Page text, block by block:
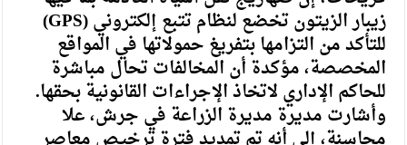
زيبار الزيتون تخضع لنظام تتبع إلكتروني (GPS)
للتأكد من التزامها بتفريغ حمولاتها في المواقع
المخصصة، مؤكدة أن المخالفات تحال مباشرة
للحاكم الإداري لاتخاذ الإجراءات القانونية بحقها.
وأشارت مديرة مديرة الزراعة في جرش، علا